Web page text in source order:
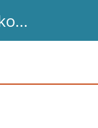
Psychoterapie a EFT koučink